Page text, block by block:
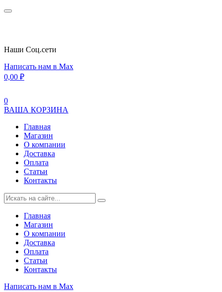
Наши Cоц.сети
Написать нам в Max
0,00 ₽
0
ВАША КОРЗИНА
Главная
Магазин
О компании
Доставка
Оплата
Статьи
Контакты
Главная
Магазин
О компании
Доставка
Оплата
Статьи
Контакты
Написать нам в Max